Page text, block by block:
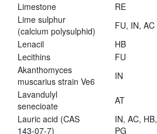
Limestone
RE
Lime sulphur
(calcium polysulphid)
FU, IN, AC
Lenacil
HB
Lecithins
FU
Akanthomyces
muscarius strain Ve6
IN
Lavandulyl
senecioate
AT
Lauric acid (CAS
143-07-7)
IN, AC, HB,
PG